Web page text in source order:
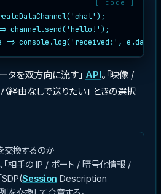
channel.send('hello!');
タを双方向に流す」 API。「映像 /
経由なしで送りたい」 ときの選択
換するのか
「相手の IP / ポート / 暗号化情報 /
SDP(Session Description